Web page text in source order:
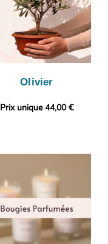
Olivier
Prix unique 44,00 €